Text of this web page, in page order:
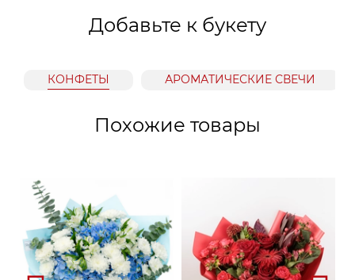
Добавьте к букету
КОНФЕТЫ АРОМАТИЧЕСКИЕ СВЕЧИ
Похожие товары